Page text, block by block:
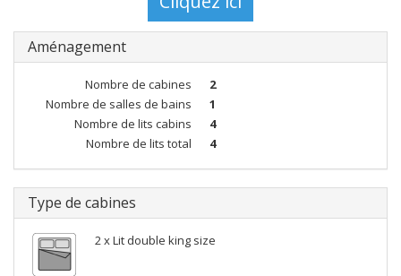
Aménagement
Nombre de cabines
2
Nombre de salles de bains
1
Nombre de lits cabins
4
Nombre de lits total
4
Type de cabines
2 x Lit double king size